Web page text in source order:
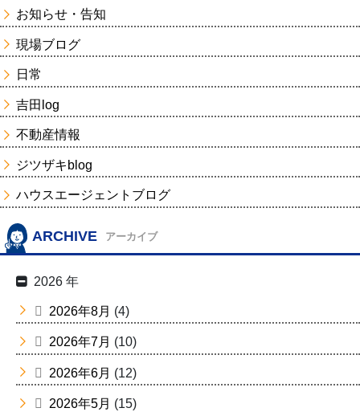
お知らせ・告知
現場ブログ
日常
吉田log
不動産情報
ジツザキblog
ハウスエージェントブログ
ARCHIVE アーカイブ
2026 年
2026年8月 (4)
2026年7月 (10)
2026年6月 (12)
2026年5月 (15)